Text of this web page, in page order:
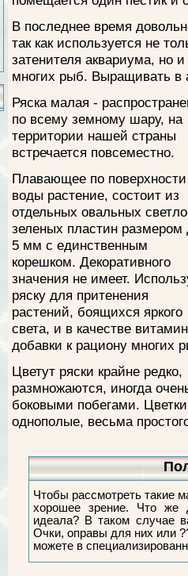
В последнее время
так как используется не
затенителя аквариума, но
многих рыб. Выращивать в
Ряска малая -
по всему земному шару, на
территории нашей страны
встречается повсеместно.
Плавающее по поверхности
воды растение, состоит из
отдельных овальных
зеленых пластин размером
5 мм с единственным
корешком. Декоративного
значения не имеет.
ряску для притенения
растений, боящихся яркого
света, и в качестве
добавки к рациону многих
Цветут ряски крайне редко,
размножаются, иногда
боковыми побегами.
однополые, весьма
Чтобы рассмотреть такие
хорошее зрение. Что же
идеала? В таком случае
Очки, оправы для них или
можете в